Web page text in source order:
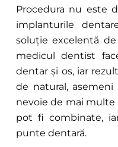
Procedura nu este
implanturile
soluție excelentă
medicul dentist
dentar și os, iar
de natural,
nevoie de mai
pot fi combinate,
punte dentară.